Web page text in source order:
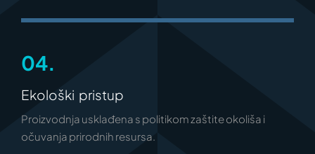
04.
Ekološki pristup
Proizvodnja usklađena s politikom zaštite okoliša i
očuvanja prirodnih resursa.